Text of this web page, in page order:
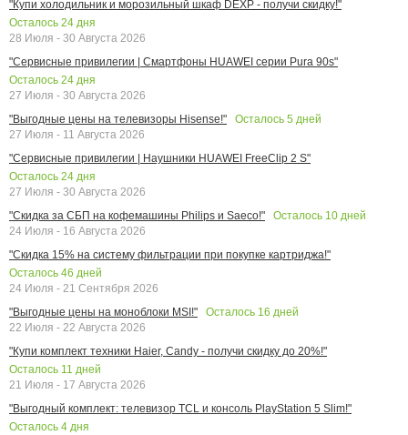
"Купи холодильник и морозильный шкаф DEXP - получи скидку!"
Осталось 24 дня
28 Июля - 30 Августа 2026
"Сервисные привилегии | Смартфоны HUAWEI серии Pura 90s"
Осталось 24 дня
27 Июля - 30 Августа 2026
"Выгодные цены на телевизоры Hisense!"
Осталось 5 дней
27 Июля - 11 Августа 2026
"Сервисные привилегии | Наушники HUAWEI FreeClip 2 S"
Осталось 24 дня
27 Июля - 30 Августа 2026
"Скидка за СБП на кофемашины Philips и Saeco!"
Осталось 10 дней
24 Июля - 16 Августа 2026
"Скидка 15% на систему фильтрации при покупке картриджа!"
Осталось 46 дней
24 Июля - 21 Сентября 2026
"Выгодные цены на моноблоки MSI!"
Осталось 16 дней
22 Июля - 22 Августа 2026
"Купи комплект техники Haier, Candy - получи скидку до 20%!"
Осталось 11 дней
21 Июля - 17 Августа 2026
"Выгодный комплект: телевизор TCL и консоль PlayStation 5 Slim!"
Осталось 4 дня